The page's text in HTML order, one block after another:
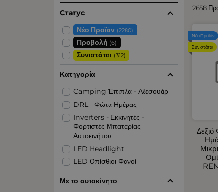
2658
Νέο Προϊόν
Συνιστάται
Статус
Νέο Προϊόν (2280)
Προβολή (6)
Συνιστάται (312)
Κατηγορία
Camping Έπιπλα - Αξεσουάρ
DRL - Φώτα Ημέρας
Inverters - Εκκινητές -
Φορτιστές Μπαταρίας
Αυτοκινήτου
LED Headlight
LED Οπίσθιοι Φανοί
Με το αυτοκίνητο